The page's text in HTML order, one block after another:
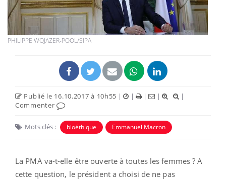
PHILIPPE WOJAZER-POOL/SIPA
Publié le 16.10.2017 à 10h55 | | | |
|
Commenter
Mots clés : bioéthique Emmanuel Macron
La PMA va-t-elle être ouverte à toutes les femmes ? A
cette question, le président a choisi de ne pas